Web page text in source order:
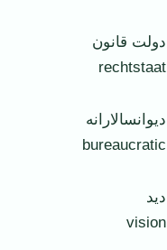
دولت قانون
rechtstaat
ديوانسالارانه
bureaucratic
ديد
vision